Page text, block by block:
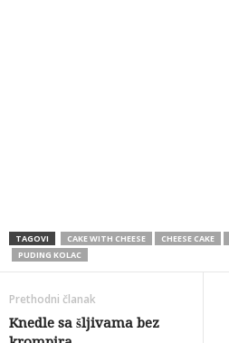
TAGOVI CAKE WITH CHEESE CHEESE CAKE
PUDING KOLAC
Prethodni članak
Knedle sa šljivama bez